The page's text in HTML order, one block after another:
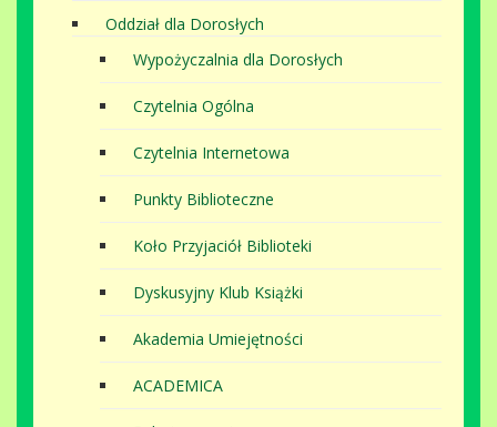
Oddział dla Dorosłych
Wypożyczalnia dla Dorosłych
Czytelnia Ogólna
Czytelnia Internetowa
Punkty Biblioteczne
Koło Przyjaciół Biblioteki
Dyskusyjny Klub Książki
Akademia Umiejętności
ACADEMICA